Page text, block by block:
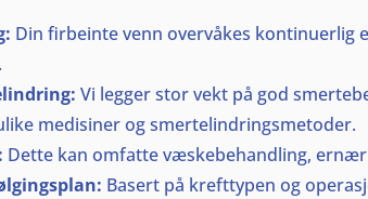
Din firbeinte venn overvåkes kontinuerlig
Vi legger stor vekt på god
medisiner og smertelindringsmetoder.
Dette kan omfatte væskebehandling,
Basert på krefttypen og